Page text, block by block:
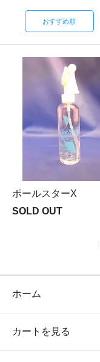
おすすめ順
ポールスターX
SOLD OUT
ホーム
カートを見る